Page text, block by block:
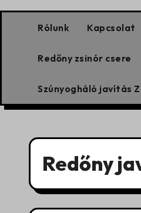
Rólunk Kapcsolat
Redőny zsinór csere
Szúnyogháló javítás
Redőny